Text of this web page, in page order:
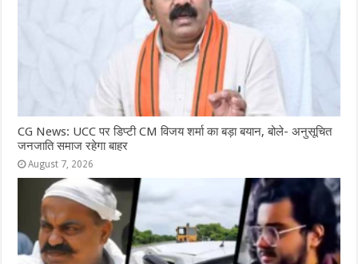
CG News: UCC पर डिप्टी CM विजय शर्मा का बड़ा बयान, बोले- अनुसूचित
जनजाति समाज रहेगा बाहर
August 7, 2026